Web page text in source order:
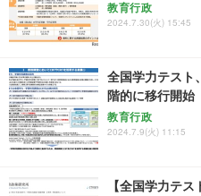
教育行政
2024.7.30(火) 15:45
全国学力テスト
階的に移行開始
教育行政
2024.7.9(火) 11:15
【全国学力テ